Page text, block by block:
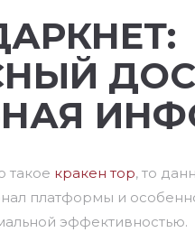
такое кракен тор, то
платформы и
эффективностью.